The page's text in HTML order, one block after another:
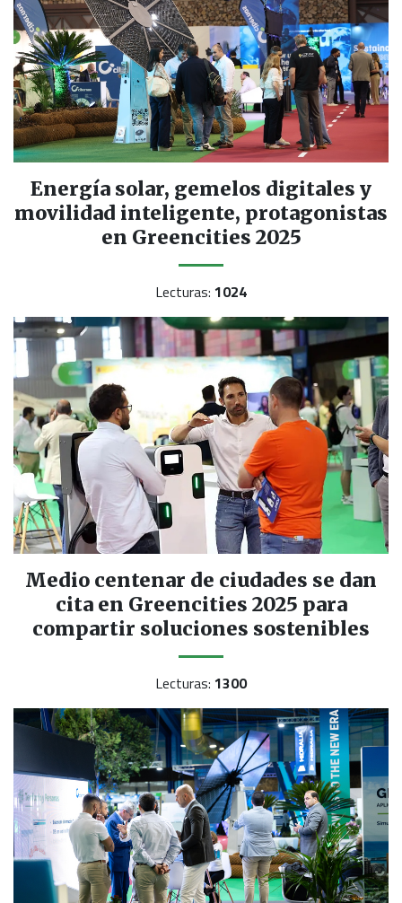
Energía solar, gemelos digitales y
movilidad inteligente, protagonistas
en Greencities 2025
Lecturas: 1024
Medio centenar de ciudades se dan
cita en Greencities 2025 para
compartir soluciones sostenibles
Lecturas: 1300